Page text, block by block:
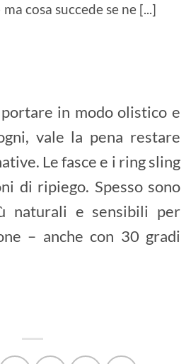
cosa succede se ne [...]
in modo olistico e
vale la pena restare
Le fasce e i ring sling
di ripiego. Spesso sono
naturali e sensibili per
– anche con 30 gradi